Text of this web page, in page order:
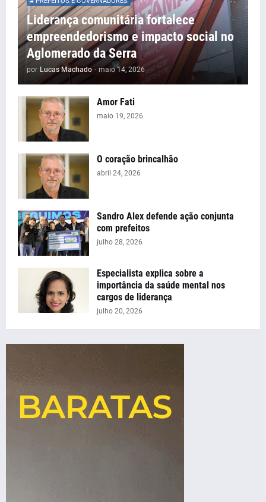
Liderança comunitária fortalece
empreendedorismo e impacto social no
Aglomerado da Serra
por Lucas Machado - maio 14, 2026
Amor Fati
maio 19, 2026
O coração brincalhão
abril 24, 2026
Sandro Alex defende ação conjunta
com prefeitos
julho 28, 2026
Especialista explica sobre a
importância da saúde mental nos
cargos de liderança
julho 20, 2026